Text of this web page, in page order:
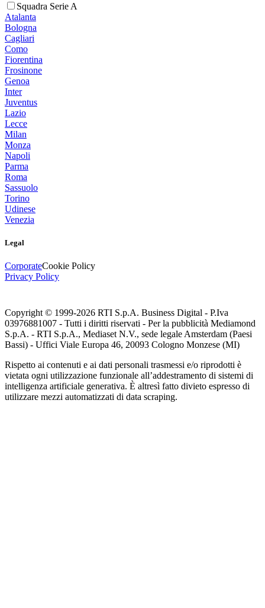
Squadra Serie A
Atalanta
Bologna
Cagliari
Como
Fiorentina
Frosinone
Genoa
Inter
Juventus
Lazio
Lecce
Milan
Monza
Napoli
Parma
Roma
Sassuolo
Torino
Udinese
Venezia
Legal
CorporateCookie Policy
Privacy Policy
Copyright © 1999-2026 RTI S.p.A. Business Digital - P.Iva
03976881007 - Tutti i diritti riservati - Per la pubblicità Mediamond
S.p.A. - RTI S.p.A., Mediaset N.V., sede legale Amsterdam (Paesi
Bassi) - Uffici Viale Europa 46, 20093 Cologno Monzese (MI)
Rispetto ai contenuti e ai dati personali trasmessi e/o riprodotti è
vietata ogni utilizzazione funzionale all’addestramento di sistemi di
intelligenza artificiale generativa. È altresì fatto divieto espresso di
utilizzare mezzi automatizzati di data scraping.